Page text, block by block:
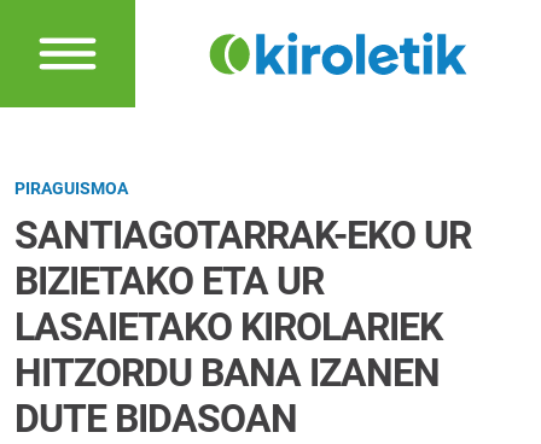
PIRAGUISMOA
SANTIAGOTARRAK-EKO UR
BIZIETAKO ETA UR
LASAIETAKO KIROLARIEK
HITZORDU BANA IZANEN
DUTE BIDASOAN